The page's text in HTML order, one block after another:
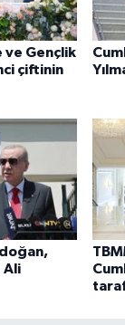
ve Gençlik
çiftinin
Ali